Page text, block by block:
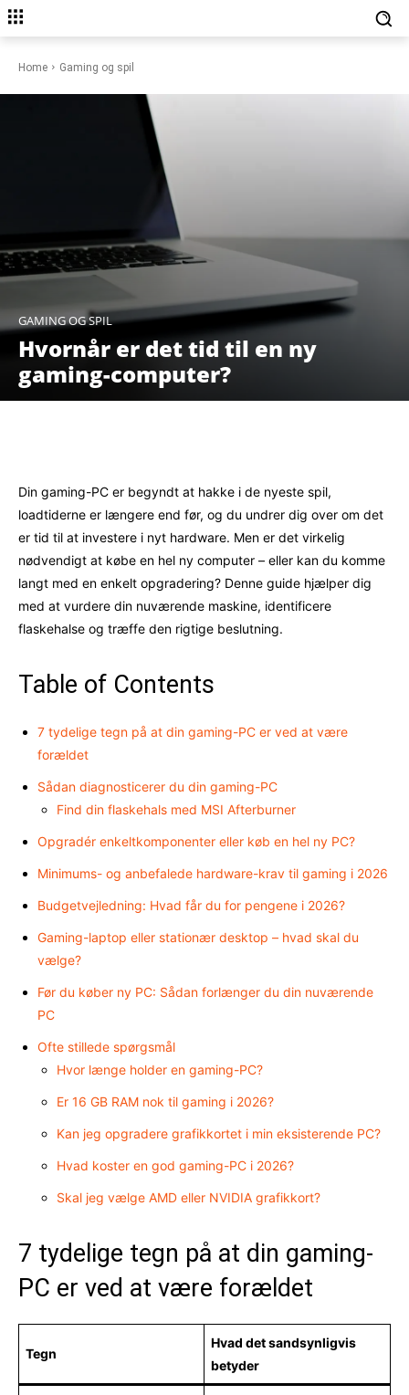
Home Gaming og spil
GAMING OG SPIL
Hvornår er det tid til en ny
gaming-computer?
Din gaming-PC er begyndt at hakke i de nyeste spil,
loadtiderne er længere end før, og du undrer dig over om det
er tid til at investere i nyt hardware. Men er det virkelig
nødvendigt at købe en hel ny computer – eller kan du komme
langt med en enkelt opgradering? Denne guide hjælper dig
med at vurdere din nuværende maskine, identificere
flaskehalse og træffe den rigtige beslutning.
Table of Contents
7 tydelige tegn på at din gaming-PC er ved at være
forældet
Sådan diagnosticerer du din gaming-PC
Find din flaskehals med MSI Afterburner
Opgradér enkeltkomponenter eller køb en hel ny PC?
Minimums- og anbefalede hardware-krav til gaming i 2026
Budgetvejledning: Hvad får du for pengene i 2026?
Gaming-laptop eller stationær desktop – hvad skal du
vælge?
Før du køber ny PC: Sådan forlænger du din nuværende
PC
Ofte stillede spørgsmål
Hvor længe holder en gaming-PC?
Er 16 GB RAM nok til gaming i 2026?
Kan jeg opgradere grafikkortet i min eksisterende PC?
Hvad koster en god gaming-PC i 2026?
Skal jeg vælge AMD eller NVIDIA grafikkort?
7 tydelige tegn på at din gaming-
PC er ved at være forældet
Tegn
Hvad det sandsynligvis
betyder